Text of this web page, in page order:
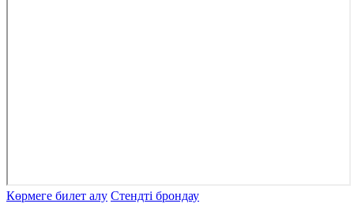
Көрмеге билет алу Стендті брондау